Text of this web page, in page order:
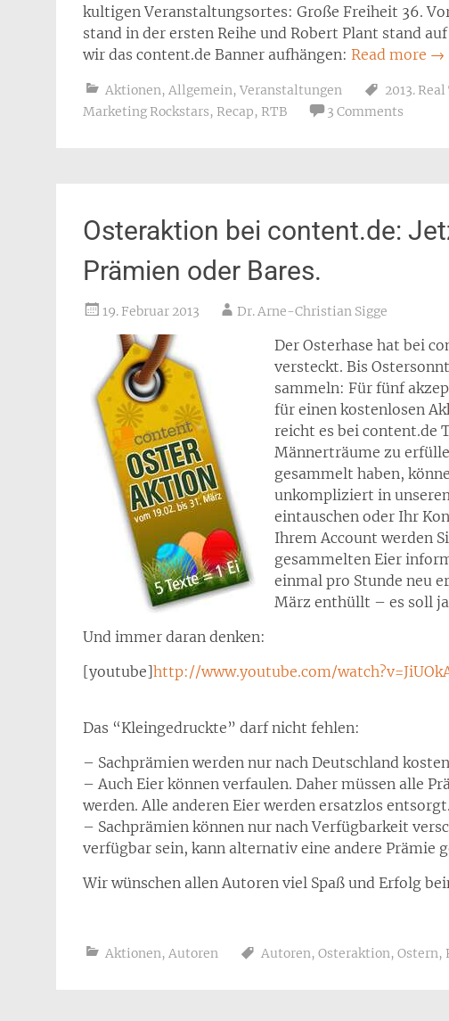
kultigen Veranstaltungsortes: Große Freiheit 36.
stand in der ersten Reihe und Robert Plant stand
wir das content.de Banner aufhängen: Read more →
Aktionen, Allgemein, Veranstaltungen 2013.
Marketing Rockstars, Recap, RTB 3 Comments
Osteraktion bei content.de:
Prämien oder Bares.
19. Februar 2013 Dr. Arne-Christian Sigge
Der Osterhase hat bei
versteckt. Bis
sammeln: Für fünf
für einen kostenlosen
reicht es bei content.de
Männerträume zu
gesammelt haben,
unkompliziert in
eintauschen oder Ihr
Ihrem Account werden
gesammelten Eier
einmal pro Stunde neu
März enthüllt – es soll
Und immer daran denken:
[youtube]http://www.youtube.com/
Das “Kleingedruckte” darf nicht fehlen:
– Sachprämien werden nur nach Deutschland
– Auch Eier können verfaulen. Daher müssen alle
werden. Alle anderen Eier werden ersatzlos entsorgt.
– Sachprämien können nur nach Verfügbarkeit
verfügbar sein, kann alternativ eine andere Prämie
Wir wünschen allen Autoren viel Spaß und Erfolg
Aktionen, Autoren Autoren, Osteraktion, Ostern,